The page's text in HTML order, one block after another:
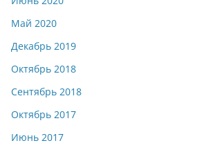
Май 2020
Декабрь 2019
Октябрь 2018
Сентябрь 2018
Октябрь 2017
Июнь 2017